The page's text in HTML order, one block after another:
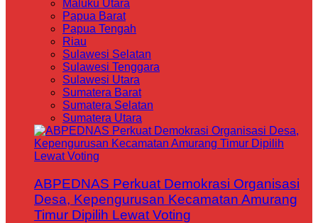
Maluku Utara
Papua Barat
Papua Tengah
Riau
Sulawesi Selatan
Sulawesi Tenggara
Sulawesi Utara
Sumatera Barat
Sumatera Selatan
Sumatera Utara
ABPEDNAS Perkuat Demokrasi Organisasi
Desa, Kepengurusan Kecamatan Amurang
Timur Dipilih Lewat Voting